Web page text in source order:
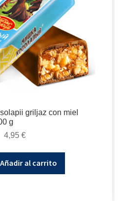
griljaz con miel
g
4,95 €
Añadir al carrito